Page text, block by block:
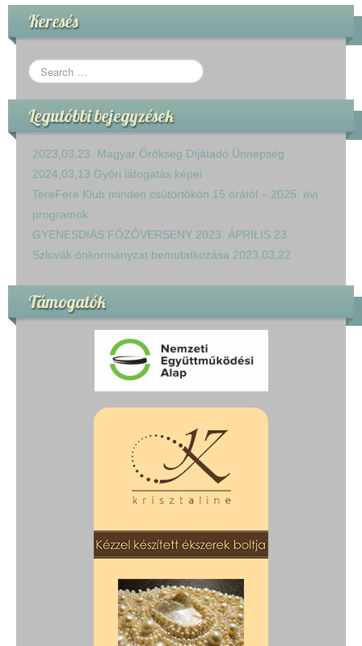
Keresés
Legutóbbi bejegyzések
2023,03,23. Magyar Örökség Díjátadó Ünnepség
2024,03,13 Győri látogatás képei
TereFere Klub minden csütörtökön 15 órától – 2025. évi
programok
GYENESDIÁS FŐZŐVERSENY 2023. ÁPRILIS 23.
Szlovák önkormányzat bemutatkozása 2023,03,22
Támogatók